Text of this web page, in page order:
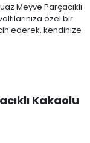
Meyve Parçacıklı
özel bir
ederek, kendinize
Kakaolu